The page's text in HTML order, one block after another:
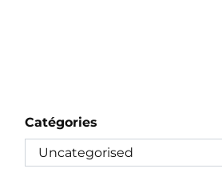
Catégories